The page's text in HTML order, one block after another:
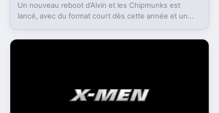
Un nouveau reboot d’Alvin et les Chipmunks est
lancé, avec du format court dès cette année et un
du public.